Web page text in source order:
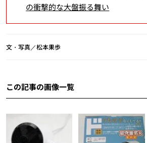
の衝撃的な大盤振る舞い
文・写真／松本果歩
この記事の画像一覧